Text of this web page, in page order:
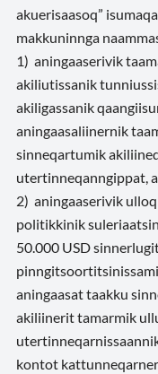
akuerisaasoq”
makkuninnga
1) aningaaserivik
akiliutissanik
akiligassanik
aningaasaliinernik
sinneqartumik
utertinneqanngippat,
2) aningaaserivik
politikkinik
50.000 USD
aningaasat taakku
akiliinerit tamarmik
kontot